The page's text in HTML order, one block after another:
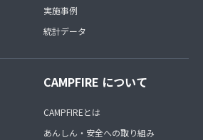
実施事例
統計データ
CAMPFIRE について
CAMPFIREとは
あんしん・安全への取り組み